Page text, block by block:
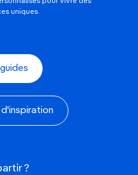
uniques.
?